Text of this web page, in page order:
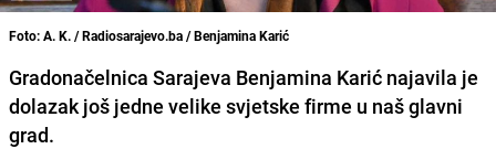
Foto: A. K. / Radiosarajevo.ba / Benjamina Karić
Gradonačelnica Sarajeva Benjamina Karić najavila je
dolazak još jedne velike svjetske firme u naš glavni
grad.